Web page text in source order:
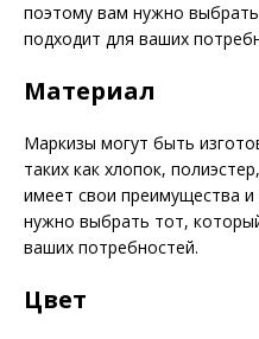
поэтому вам нужно
подходит для ваших
Материал
Маркизы могут быть
таких как хлопок,
имеет свои преимущества
нужно выбрать тот,
ваших потребностей.
Цвет